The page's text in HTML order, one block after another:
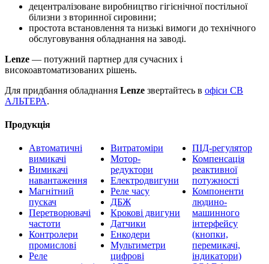
децентралізоване виробництво гігієнічної постільної
білизни з вторинної сировини;
простота встановлення та низькі вимоги до технічного
обслуговування обладнання на заводі.
Lenze — потужний партнер для сучасних і
високоавтоматизованих рішень.
Для придбання обладнання Lenze звертайтесь в офіси СВ
АЛЬТЕРА.
Продукція
Автоматичні
вимикачі
Вимикачі
навантаження
Магнітний
пускач
Перетворювачі
частоти
Контролери
промислові
Реле
Витратоміри
Мотор-
редуктори
Електродвигуни
Реле часу
ДБЖ
Крокові двигуни
Датчики
Енкодери
Мультиметри
цифрові
ПІД-регулятор
Компенсація
реактивної
потужності
Компоненти
людино-
машинного
інтерфейсу
(кнопки,
перемикачі,
індикатори)